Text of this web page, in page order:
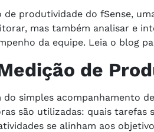
produtividade do fSense,
mas também analisar e
da equipe. Leia o blog
de
simples acompanhamento
são utilizadas: quais tarefas
se alinham aos